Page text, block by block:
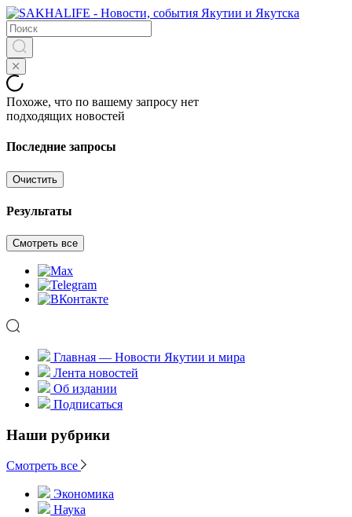
Похоже, что по вашему запросу нет
подходящих новостей
Последние запросы
Очистить
Результаты
Смотреть все
Главная — Новости Якутии и мира
Лента новостей
Об издании
Подписаться
Наши рубрики
Смотреть все
Экономика
Наука